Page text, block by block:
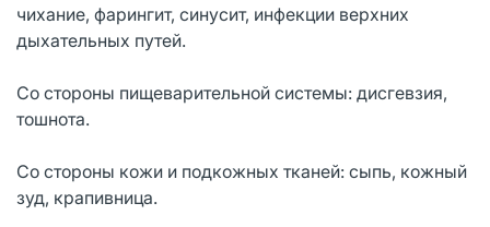
чихание, фарингит, синусит, инфекции верхних
дыхательных путей.
Со стороны пищеварительной системы: дисгевзия,
тошнота.
Со стороны кожи и подкожных тканей: сыпь, кожный
зуд, крапивница.